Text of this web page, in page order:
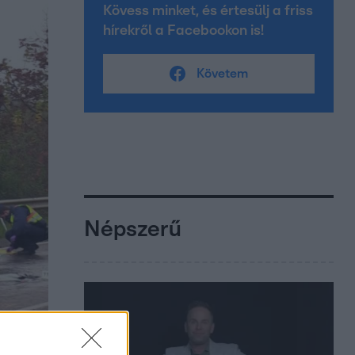
Kövess minket, és értesülj a friss
hírekről a Facebookon is!
Követem
Népszerű